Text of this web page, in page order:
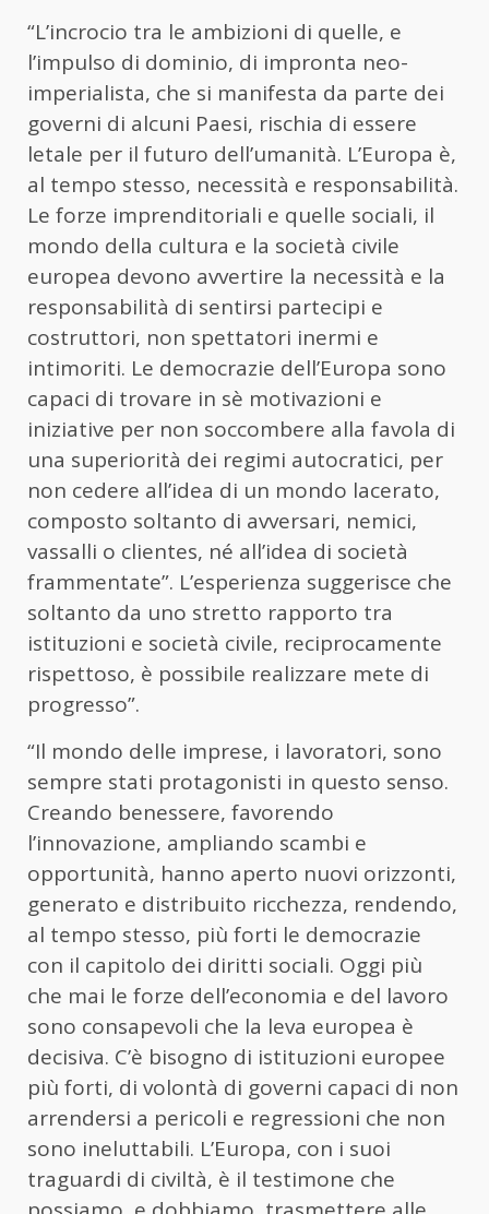
“L’incrocio tra le ambizioni di quelle, e
l’impulso di dominio, di impronta neo-
imperialista, che si manifesta da parte dei
governi di alcuni Paesi, rischia di essere
letale per il futuro dell’umanità. L’Europa è,
al tempo stesso, necessità e responsabilità.
Le forze imprenditoriali e quelle sociali, il
mondo della cultura e la società civile
europea devono avvertire la necessità e la
responsabilità di sentirsi partecipi e
costruttori, non spettatori inermi e
intimoriti. Le democrazie dell’Europa sono
capaci di trovare in sè motivazioni e
iniziative per non soccombere alla favola di
una superiorità dei regimi autocratici, per
non cedere all’idea di un mondo lacerato,
composto soltanto di avversari, nemici,
vassalli o clientes, né all’idea di società
frammentate”. L’esperienza suggerisce che
soltanto da uno stretto rapporto tra
istituzioni e società civile, reciprocamente
rispettoso, è possibile realizzare mete di
progresso”.
“Il mondo delle imprese, i lavoratori, sono
sempre stati protagonisti in questo senso.
Creando benessere, favorendo
l’innovazione, ampliando scambi e
opportunità, hanno aperto nuovi orizzonti,
generato e distribuito ricchezza, rendendo,
al tempo stesso, più forti le democrazie
con il capitolo dei diritti sociali. Oggi più
che mai le forze dell’economia e del lavoro
sono consapevoli che la leva europea è
decisiva. C’è bisogno di istituzioni europee
più forti, di volontà di governi capaci di non
arrendersi a pericoli e regressioni che non
sono ineluttabili. L’Europa, con i suoi
traguardi di civiltà, è il testimone che